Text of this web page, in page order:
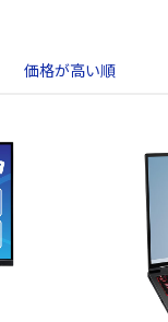
価格が高い順